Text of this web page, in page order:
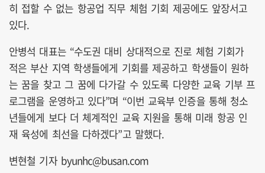
히 접할 수 없는 항공업 직무 체험 기회 제공에도 앞장서고
있다.
안병석 대표는 “수도권 대비 상대적으로 진로 체험 기회가
적은 부산 지역 학생들에게 기회를 제공하고 학생들이 원하
는 꿈을 찾고 그 꿈에 다가갈 수 있도록 다양한 교육 기부 프
로그램을 운영하고 있다”며 “이번 교육부 인증을 통해 청소
년들에게 보다 더 체계적인 교육 지원을 통해 미래 항공 인
재 육성에 최선을 다하겠다”고 말했다.
변현철 기자 byunhc@busan.com